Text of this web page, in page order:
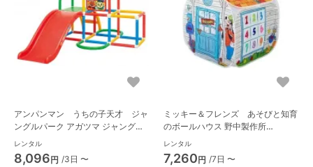
アンパンマン うちの子天才 ジャ
ングルパーク アガツマ ジャングル
ジム
レンタル
8,096円 /3日 〜
ミッキー＆フレンズ あそびと知育
のボールハウス 野中製作所
(NONAKA WORLD) テント
レンタル
7,260円 /7日 〜